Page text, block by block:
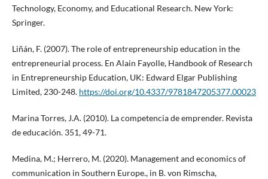
Technology, Economy, and Educational Research. New York:
Springer.
Liñán, F. (2007). The role of entrepreneurship education in the
entrepreneurial process. En Alain Fayolle, Handbook of Research
in Entrepreneurship Education, UK: Edward Elgar Publishing
Limited, 230-248. https://doi.org/10.4337/9781847205377.00023
Marina Torres, J.A. (2010). La competencia de emprender. Revista
de educación. 351, 49-71.
Medina, M.; Herrero, M. (2020). Management and economics of
communication in Southern Europe., in B. von Rimscha,